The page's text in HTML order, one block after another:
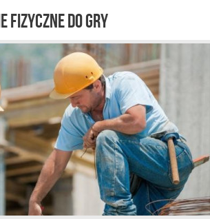
FIZYCZNE DO GRY